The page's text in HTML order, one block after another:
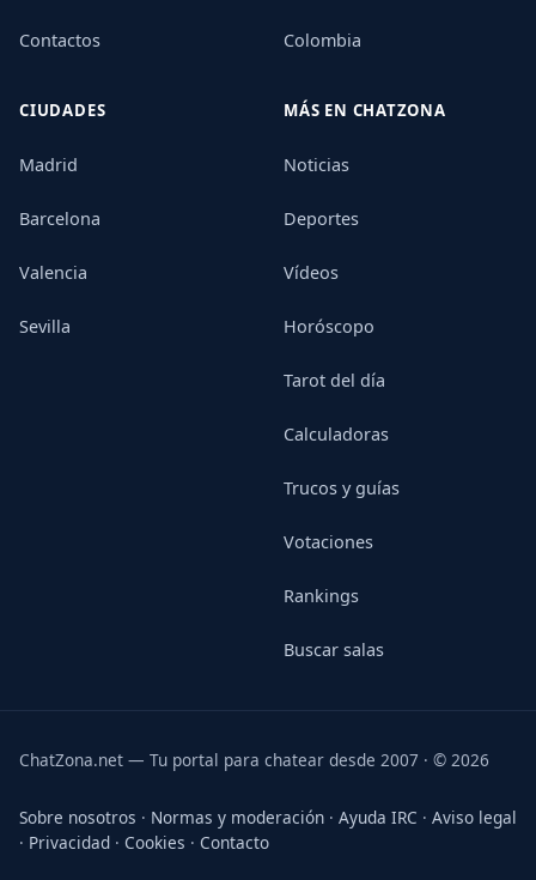
Contactos Colombia
CIUDADES
Madrid
Barcelona
Valencia
Sevilla
MÁS EN CHATZONA
Noticias
Deportes
Vídeos
Horóscopo
Tarot del día
Calculadoras
Trucos y guías
Votaciones
Rankings
Buscar salas
ChatZona.net — Tu portal para chatear desde 2007 · © 2026
Sobre nosotros · Normas y moderación · Ayuda IRC · Aviso legal
· Privacidad · Cookies · Contacto